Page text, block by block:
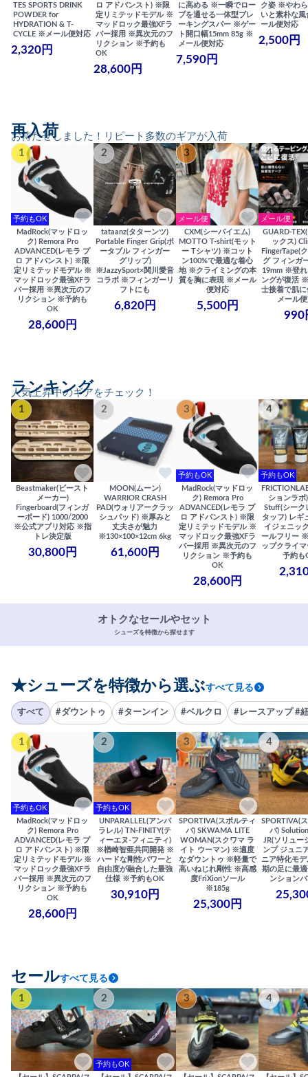
TES SPORTS DRINK
POWDER for
HYDRATION & T-
CYCLE ※メール便対応
2,320円
ロ アドバンスト) ※限
定リミテッドモデル ※
マッドロック最強XFラ
バー採用 ※異次元のフ
リクション ※予約も
OK
28,600円
に高める ※一瞬でロー
プを通せる一体型ブレ
ーキングスパー ※ゲー
ト開口幅15mm 85g ※
メール便対応
7,590円
ク姿 ※やわ
いと素朴な
ール便対応
2,500円
お待たせしました！リピート多数のギアが入荷
再入荷
1
予約もOK
MadRock(マッドロッ
ク) Remora Pro
ADVANCED(レモラ プ
ロ アドバンスト) ※限
定リミテッドモデル ※
マッドロック最強XFラ
バー採用 ※異次元のフ
リクション ※予約も
OK
28,600円
2
tataanz(タターンツ)
Portable Finger Grip(ポ
ータブル フィンガー
グリップ)
※JazzySport×関川愛音
コラボ ※フィンガーリ
フトにも
6,820円
3
メール便
CXM(シーバイエム)
MOTTO T-shirt(モット
ー Tシャツ) ※コット
ン100%で最適な着心
地 ※クライミングの本
質を胸に表現 ※メール
便対応
5,500円
4
メール便
GUARD-
ックス)
FingerTape(
グ フィンガ
19mm ※登れ
ングが復活
士接着で肌
メール
990
人気上昇中のギアをチェック！
ランキング
1
Beastmaker(ビースト
メーカー)
Fingerboard(フィンガ
ーボード) 1000/2000
※公式アプリ対応 ※指
トレ決定版
30,800円
2
MOON(ムーン)
WARRIOR CRASH
PAD(ウォリアークラッ
シュパッド) ※厚みと
丈夫さが魅力
※130×100×12cm 6kg
61,600円
3
予約もOK
MadRock(マッドロッ
ク) Remora Pro
ADVANCED(レモラ プ
ロ アドバンスト) ※限
定リミテッドモデル ※
マッドロック最強XFラ
バー採用 ※異次元のフ
リクション ※予約も
OK
28,600円
4
予約もOK
ションラボ
Stuff(シーク
タッフ) レギ
イジェニッ
ールフリー
ップクライ
予約も
オトクなセールやセット
シューズを特徴から探せます
★シューズを特徴から選ぶすべて見る
すべて #ダウントゥ #ターンイン #ベルクロ #レースアップ #
1
予約もOK
MadRock(マッドロッ
ク) Remora Pro
ADVANCED(レモラ プ
ロ アドバンスト) ※限
定リミテッドモデル ※
マッドロック最強XFラ
バー採用 ※異次元のフ
リクション ※予約も
OK
28,600円
2
予約もOK
UNPARALLEL(アンパ
ラレル) TN-FINITY(テ
ィーエヌ-フィニティ)
※楢崎智亜共同開発 ※
ハードな剛性パワーと
自由度が融合した最強
仕様 ※予約もOK
30,910円
3
SPORTIVA(スポルティ
バ) SKWAMA LITE
WOMAN(スクワマ ラ
イト ウーマン) ※適度
なダウントゥ ※軽量で
高いねじれ剛性 ※高感
度FriXionソール
※185g
25,300円
4
SPORTIVA(
バ)
JR(ソリュー
ンプ ジュニ
ニア特化モ
期の足に最
ンション
セールすべて見る
1 2
予約もOK
3 4